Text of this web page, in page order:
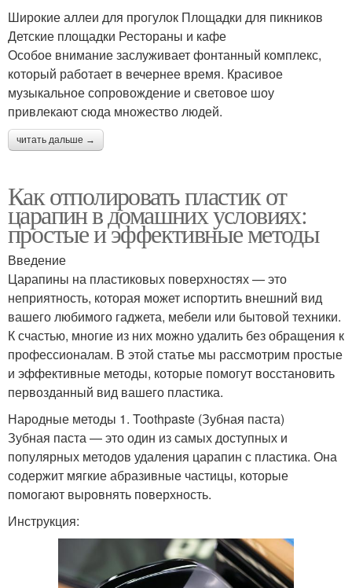
Широкие аллеи для прогулок Площадки для пикников
Детские площадки Рестораны и кафе
Особое внимание заслуживает фонтанный комплекс,
который работает в вечернее время. Красивое
музыкальное сопровождение и световое шоу
привлекают сюда множество людей.
читать дальше →
Как отполировать пластик от
царапин в домашних условиях:
простые и эффективные методы
Введение
Царапины на пластиковых поверхностях — это
неприятность, которая может испортить внешний вид
вашего любимого гаджета, мебели или бытовой техники.
К счастью, многие из них можно удалить без обращения к
профессионалам. В этой статье мы рассмотрим простые
и эффективные методы, которые помогут восстановить
первозданный вид вашего пластика.
Народные методы 1. Toothpaste (Зубная паста)
Зубная паста — это один из самых доступных и
популярных методов удаления царапин с пластика. Она
содержит мягкие абразивные частицы, которые
помогают выровнять поверхность.
Инструкция: